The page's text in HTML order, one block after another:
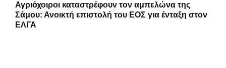
Αγριόχοιροι καταστρέφουν τον αμπελώνα της
Σάμου: Ανοικτή επιστολή του ΕΟΣ για ένταξη στον
ΕΛΓΑ